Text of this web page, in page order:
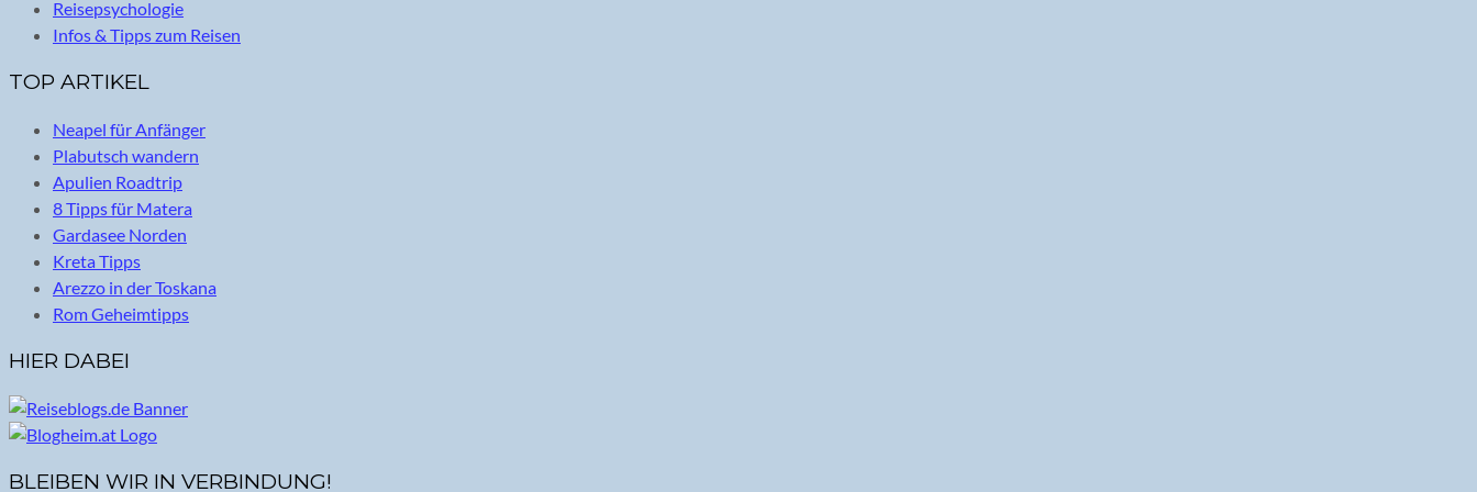
Reisepsychologie
Infos & Tipps zum Reisen
TOP ARTIKEL
Neapel für Anfänger
Plabutsch wandern
Apulien Roadtrip
8 Tipps für Matera
Gardasee Norden
Kreta Tipps
Arezzo in der Toskana
Rom Geheimtipps
HIER DABEI
BLEIBEN WIR IN VERBINDUNG!